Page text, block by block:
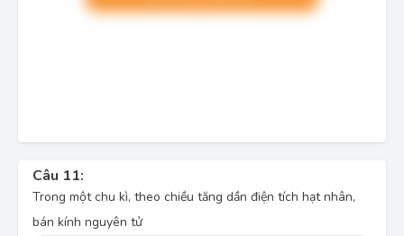
Câu 11:
Trong một chu kì, theo chiều tăng dần điện tích hạt nhân,
bán kính nguyên tử